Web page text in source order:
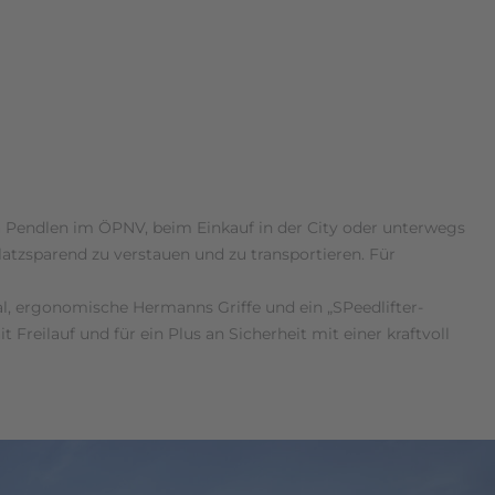
im ÖPNV, beim Einkauf in der City oder unterwegs
zu verstauen und zu transportieren. Für
ergonomische Hermanns Griffe und ein „SPeedlifter-
Freilauf und für ein Plus an Sicherheit mit einer kraftvoll